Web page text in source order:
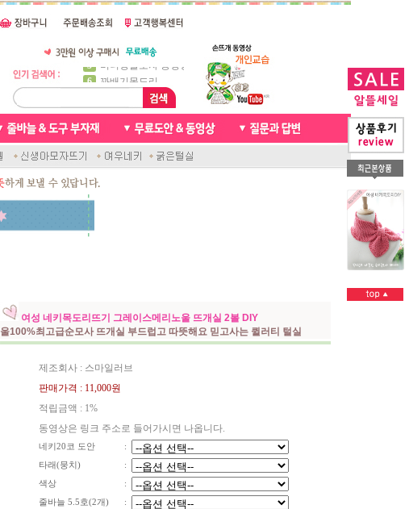
6
7
천연가죽 핸드메이드라벨
8
신생아모자뜨기
9
아기목도리뜨개질
자라무늬 목도리뜨기
2
브라이언 꽈배기목도리
3
4
5
여성 네키목도리뜨기 그레이스메리노울 뜨개실 2볼 DIY
울100%최고급순모사 뜨개실 부드럽고 따뜻해요 믿고사는 퀼러티 털실
제조회사 : 스마일러브
판매가격 : 11,000원
적립금액 : 1%
동영상은 링크 주소로 들어가시면 나옵니다.
네키20코 도안
:
타래(뭉치)
:
색상
:
줄바늘 5.5호(2개)
: